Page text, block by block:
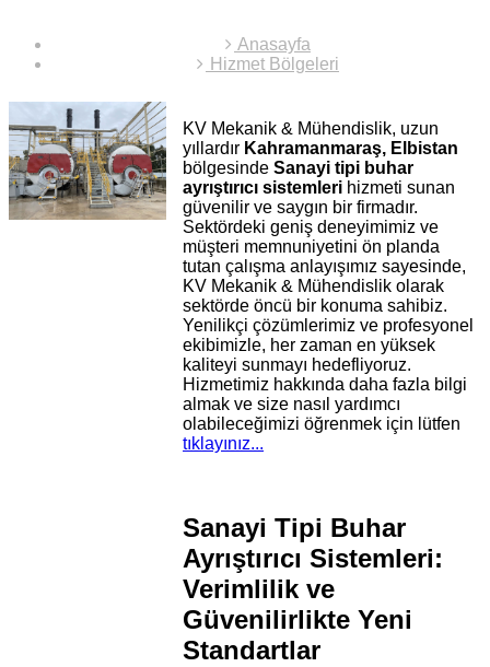
Anasayfa
Hizmet Bölgeleri
KV Mekanik & Mühendislik, uzun
yıllardır Kahramanmaraş, Elbistan
bölgesindeSanayi tipi buhar
ayrıştırıcı sistemleri hizmeti sunan
güvenilir ve saygın bir firmadır.
Sektördeki geniş deneyimimiz ve
müşteri memnuniyetini ön planda
tutan çalışma anlayışımız sayesinde,
KV Mekanik & Mühendislik olarak
sektörde öncü bir konuma sahibiz.
Yenilikçi çözümlerimiz ve profesyonel
ekibimizle, her zaman en yüksek
kaliteyi sunmayı hedefliyoruz.
Hizmetimiz hakkında daha fazla bilgi
almak ve size nasıl yardımcı
olabileceğimizi öğrenmek için lütfen
tıklayınız...
Sanayi Tipi Buhar
Ayrıştırıcı Sistemleri:
Verimlilik ve
Güvenilirlikte Yeni
Standartlar